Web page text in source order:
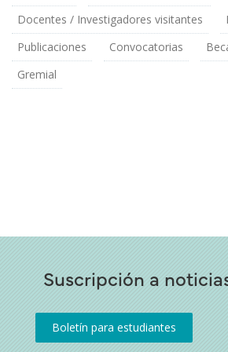
Docentes / Investigadores visitantes
Publicaciones
Convocatorias
Gremial
Suscripción a